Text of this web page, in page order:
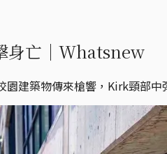
身亡｜Whatsnew
建築物傳來槍響，Kirk頸部中